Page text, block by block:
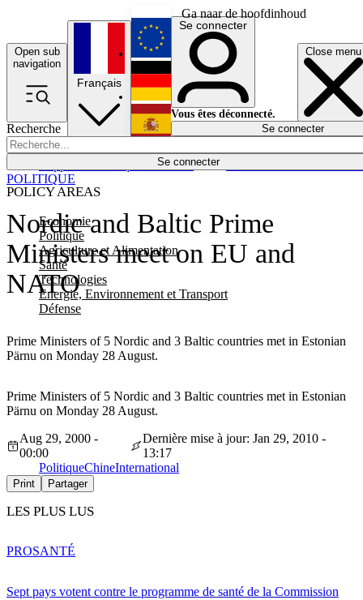
Ga naar de hoofdinhoud
Open sub
navigation
Close menu
Recherche
Se connecter
POLICY AREAS
Economie
Politique
Agriculture et Alimentation
Santé
Technologies
Energie, Environnement et Transport
Défense
Économie
Français
English
Deutsch
Español
Se connecter
Vous êtes déconnecté.
Se connecter
Nordic and Baltic Prime
Ministers meet on EU and
NATO
Prime Ministers of 5 Nordic and 3 Baltic countries met in Estonian
Pärnu on Monday 28 August.
POLITIQUE
Prime Ministers of 5 Nordic and 3 Baltic countries met in Estonian
Pärnu on Monday 28 August.
Aug 29, 2000 -
00:00
Dernière mise à jour: Jan 29, 2010 -
13:17
PolitiqueChineInternational
Print Partager
LES PLUS LUS
Sept pays votent contre le programme de santé de la Commission
PROSANTÉ